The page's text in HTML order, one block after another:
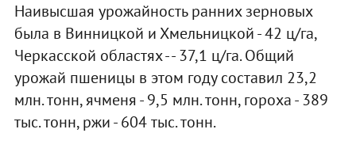
Наивысшая урожайность ранних зерновых
была в Винницкой и Хмельницкой - 42 ц/га,
Черкасской областях - - 37,1 ц/га. Общий
урожай пшеницы в этом году составил 23,2
млн. тонн, ячменя - 9,5 млн. тонн, гороха - 389
тыс. тонн, ржи - 604 тыс. тонн.